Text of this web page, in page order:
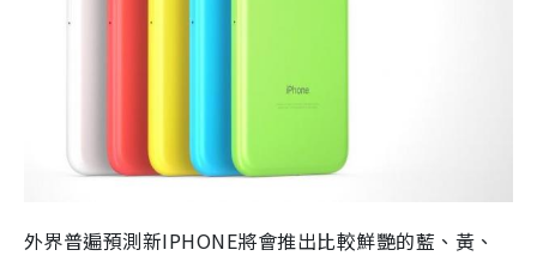
外界普遍預測新IPHONE將會推出比較鮮艷的藍、黃、